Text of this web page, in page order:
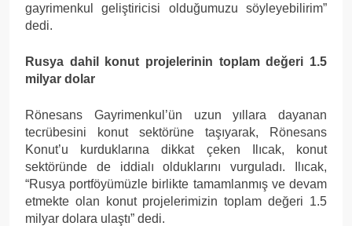
gayrimenkul geliştiricisi olduğumuzu söyleyebilirim”
dedi.
Rusya dahil konut projelerinin toplam değeri 1.5
milyar dolar
Rönesans Gayrimenkul’ün uzun yıllara dayanan
tecrübesini konut sektörüne taşıyarak, Rönesans
Konut’u kurduklarına dikkat çeken Ilıcak, konut
sektöründe de iddialı olduklarını vurguladı. Ilıcak,
“Rusya portföyümüzle birlikte tamamlanmış ve devam
etmekte olan konut projelerimizin toplam değeri 1.5
milyar dolara ulaştı” dedi.